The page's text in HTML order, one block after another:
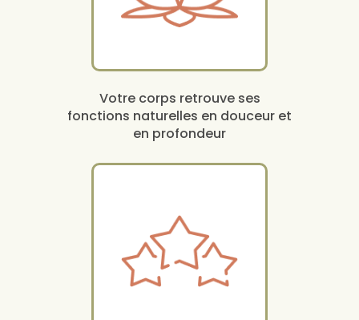
Votre corps retrouve ses
fonctions naturelles en douceur et
en profondeur